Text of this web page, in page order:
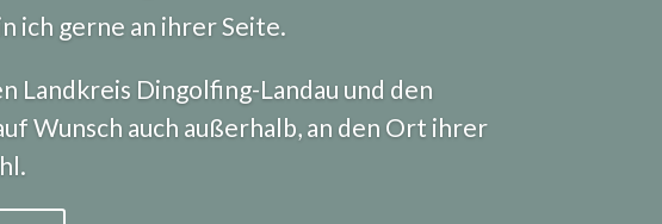
ich gerne an ihrer Seite.
Landkreis Dingolfing-Landau und den
Wunsch auch außerhalb, an den Ort ihrer